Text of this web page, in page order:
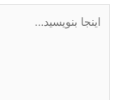
بنویسید…